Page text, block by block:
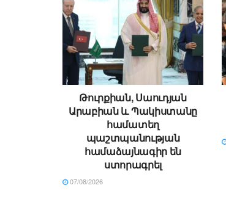
Թուրքիան, Սաուդյան
Արաբիան և Պակիստանը
համատեղ
պաշտպանության
համաձայնագիր են
ստորագրել
07/08/2026